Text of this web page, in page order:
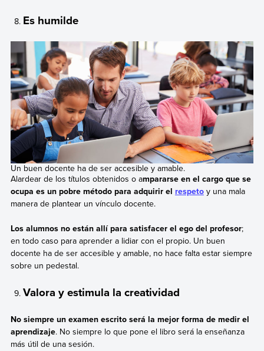
Es humilde
Un buen docente ha de ser accesible y amable.
Alardear de los títulos obtenidos o ampararse en el cargo que se
ocupa es un pobre método para adquirir el respetoy una mala
manera de plantear un vínculo docente.
Los alumnos no están allí para satisfacer el ego del profesor;
en todo caso para aprender a lidiar con el propio. Un buen
docente ha de ser accesible y amable, no hace falta estar siempre
sobre un pedestal.
Valora y estimula la creatividad
No siempre un examen escrito será la mejor forma de medir el
aprendizaje. No siempre lo que pone el libro será la enseñanza
más útil de una sesión.